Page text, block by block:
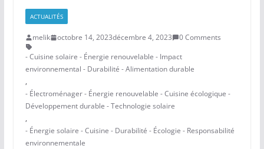
ACTUALITÉS
melik octobre 14, 2023décembre 4, 2023
0 Comments
- Cuisine solaire - Énergie renouvelable - Impact
environnemental - Durabilité - Alimentation durable
,
- Électroménager - Énergie renouvelable - Cuisine écologique -
Développement durable - Technologie solaire
,
- Énergie solaire - Cuisine - Durabilité - Écologie - Responsabilité
environnementale